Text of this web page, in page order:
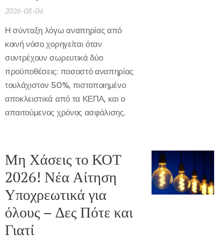
2026-08-04
Η σύνταξη λόγω αναπηρίας από
κοινή νόσο χορηγείται όταν
συντρέχουν σωρευτικά δύο
προϋποθέσεις: ποσοστό αναπηρίας
τουλάχιστον 50%, πιστοποιημένο
αποκλειστικά από τα ΚΕΠΑ, και ο
απαιτούμενος χρόνος ασφάλισης.
Μη Χάσεις το ΚΟΤ
2026! Νέα Αίτηση
Υποχρεωτικά για
όλους – Δες Πότε και
Γιατί